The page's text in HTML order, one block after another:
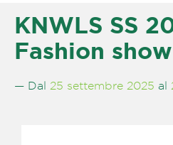
KNWLS SS
Fashion show
— Dal 25 settembre 2025 al